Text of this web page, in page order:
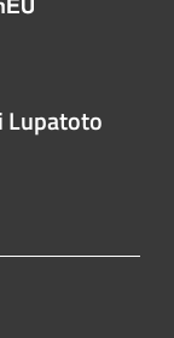
Lupatoto